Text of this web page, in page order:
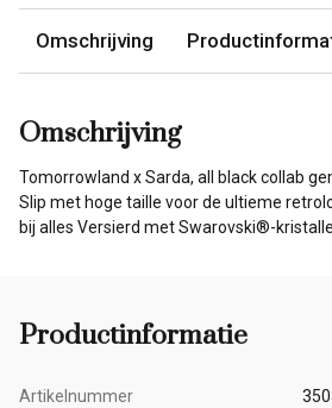
Omschrijving
Omschrijving
Tomorrowland x Sarda, all black collab
Slip met hoge taille voor de ultieme
bij alles Versierd met Swarovski®-
Productinformatie
Artikelnummer